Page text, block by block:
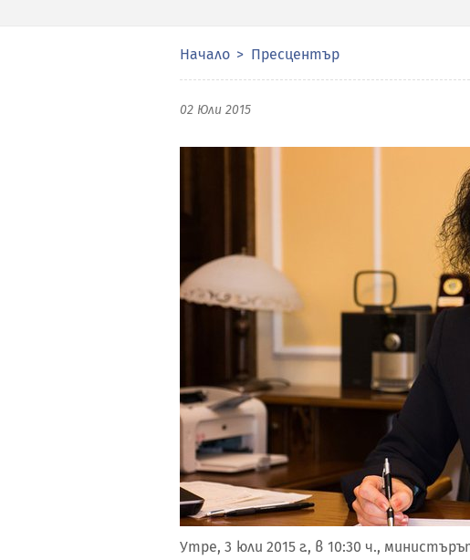
Начало Пресцентър
02 Юли 2015
Утре, 3 юли 2015 г., в 10:30 ч.,